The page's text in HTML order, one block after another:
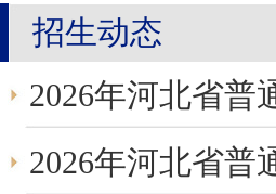
招生动态
2026年河北省普
2026年河北省普